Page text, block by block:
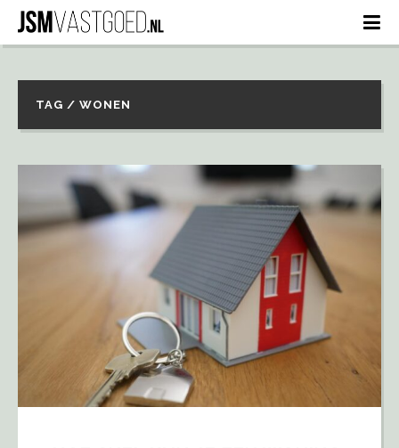
TAG / WONEN